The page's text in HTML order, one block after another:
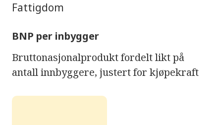
Fattigdom
BNP per inbygger
Bruttonasjonalprodukt fordelt likt på
antall innbyggere, justert for kjøpekraft